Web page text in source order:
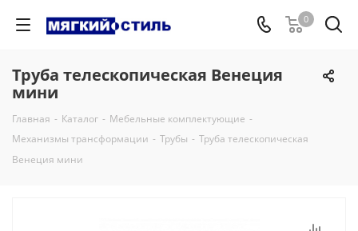
0
Труба телескопическая Венеция
мини
Главная - Каталог - Мебельные комплектующие -
Механизмы трансформации - Трубы - Труба телескопическая
Венеция мини